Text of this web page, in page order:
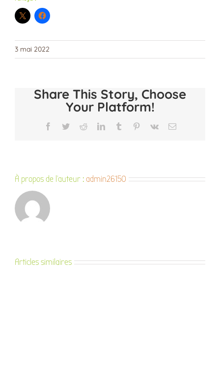
3 mai 2022
Share This Story, Choose
Your Platform!
Facebook
TwitterRedditLinkedInTumblr Pinterest
Vk Email
À propos de l'auteur :admin26150
Articles similaires